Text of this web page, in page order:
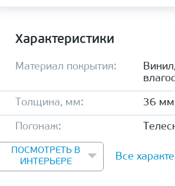
Характеристики
Материал покрытия:
Толщина, мм: 36 мм
Погонаж:
ПОСМОТРЕТЬ В
ИНТЕРЬЕРЕ
Все